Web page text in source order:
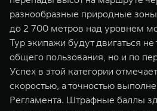
разнообразные природные
до 2 700 метров над уровнем
Тур экипажи будут двигаться
общего пользования, но и по
Успех в этой категории
скоростью, а точностью
Регламента. Штрафные баллы